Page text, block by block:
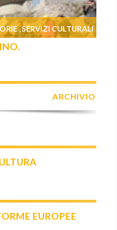
,SERVIZI CULTURALI
ARCHIVIO
EUROPEE